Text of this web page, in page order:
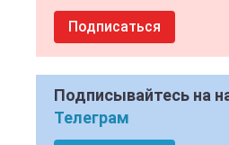
Подписаться
Подписывайтесь на
Телеграм